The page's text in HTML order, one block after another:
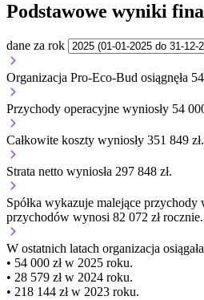
Podstawowe wyniki
dane za rok
Organizacja Pro-Eco-Bud osiągnęła
Przychody operacyjne wyniosły 54
Całkowite koszty wyniosły 351 849 zł.
Strata netto wyniosła 297 848 zł.
Spółka wykazuje malejące przychody
przychodów wynosi 82 072 zł rocznie.
W ostatnich latach organizacja
• 54 000 zł w 2025 roku.
• 28 579 zł w 2024 roku.
• 218 144 zł w 2023 roku.